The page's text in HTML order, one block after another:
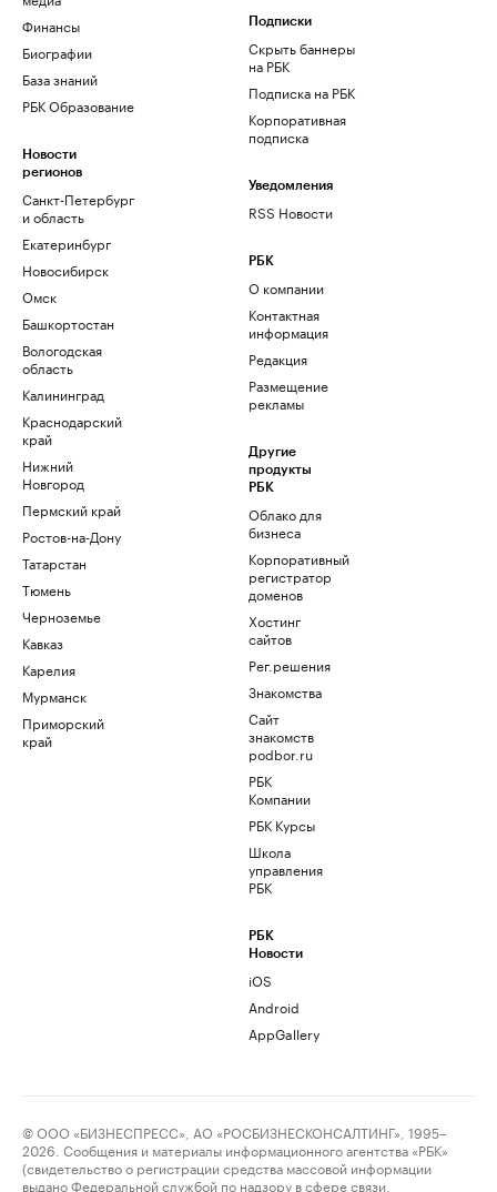
Финансы
Биографии
База знаний
РБК Образование
Новости
регионов
Санкт-Петербург
и область
Екатеринбург
Новосибирск
Омск
Башкортостан
Вологодская
область
Калининград
Краснодарский
край
Нижний
Новгород
Пермский край
Ростов-на-Дону
Татарстан
Тюмень
Черноземье
Кавказ
Карелия
Мурманск
Приморский
край
Подписки
Скрыть баннеры
на РБК
Подписка на РБК
Корпоративная
подписка
Уведомления
RSS Новости
РБК
О компании
Контактная
информация
Редакция
Размещение
рекламы
Другие
продукты
РБК
Облако для
бизнеса
Корпоративный
регистратор
доменов
Хостинг
сайтов
Рег.решения
Знакомства
Сайт
знакомств
podbor.ru
РБК
Компании
РБК Курсы
Школа
управления
РБК
РБК
Новости
iOS
Android
AppGallery
© ООО «БИЗНЕСПРЕСС», АО «РОСБИЗНЕСКОНСАЛТИНГ», 1995–
2026. Сообщения и материалы информационного агентства «РБК»
(свидетельство о регистрации средства массовой информации
выдано Федеральной службой по надзору в сфере связи,